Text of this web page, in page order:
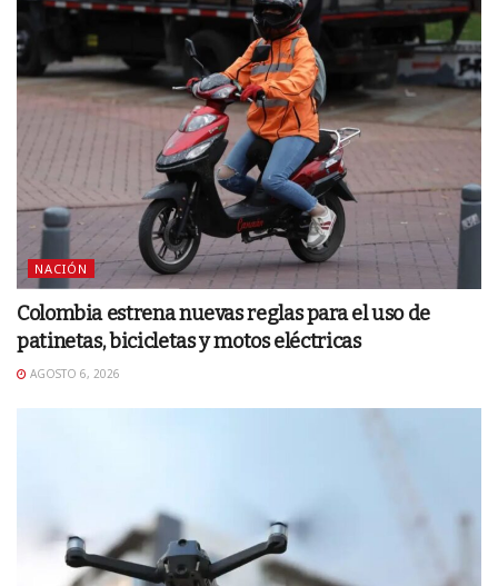
NACIÓN
Colombia estrena nuevas reglas para el uso de
patinetas, bicicletas y motos eléctricas
AGOSTO 6, 2026